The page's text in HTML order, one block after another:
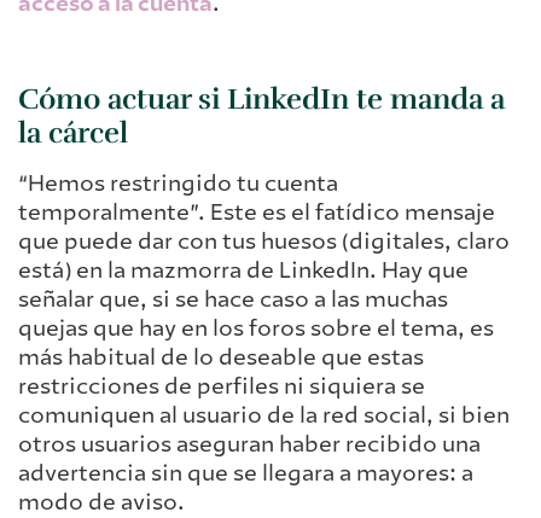
Cómo actuar si LinkedIn te manda a
la cárcel
“Hemos restringido tu cuenta
temporalmente”. Este es el fatídico mensaje
que puede dar con tus huesos (digitales, claro
está) en la mazmorra de LinkedIn. Hay que
señalar que, si se hace caso a las muchas
quejas que hay en los foros sobre el tema, es
más habitual de lo deseable que estas
restricciones de perfiles ni siquiera se
comuniquen al usuario de la red social, si bien
otros usuarios aseguran haber recibido una
advertencia sin que se llegara a mayores: a
modo de aviso.